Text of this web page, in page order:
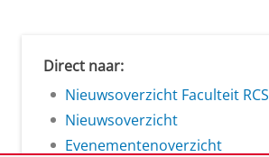
Direct naar:
Nieuwsoverzicht Faculteit RCS
Nieuwsoverzicht
Evenementenoverzicht